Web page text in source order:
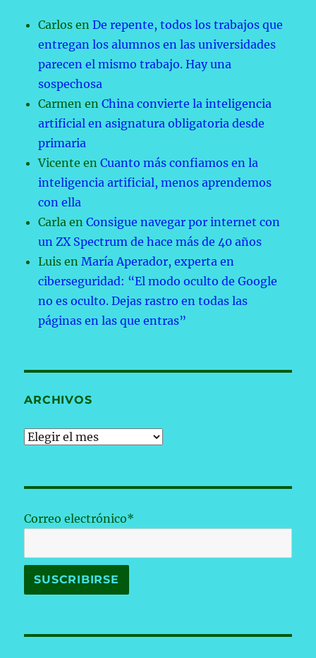
Carlos enDe repente, todos los trabajos que
entregan los alumnos en las universidades
parecen el mismo trabajo. Hay una
sospechosa
Carmen enChina convierte la inteligencia
artificial en asignatura obligatoria desde
primaria
Vicente enCuanto más confiamos en la
inteligencia artificial, menos aprendemos
con ella
Carla enConsigue navegar por internet con
un ZX Spectrum de hace más de 40 años
Luis enMaría Aperador, experta en
ciberseguridad: “El modo oculto de Google
no es oculto. Dejas rastro en todas las
páginas en las que entras”
ARCHIVOS
Archivos
Correo electrónico*